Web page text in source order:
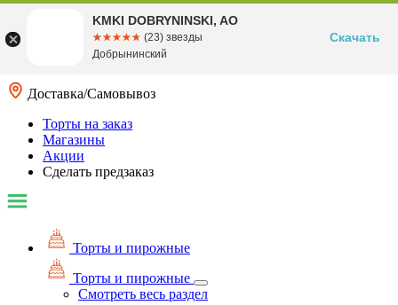
Доставка/Самовывоз
Торты на заказ
Магазины
Акции
Сделать предзаказ
Торты и пирожные
Торты и пирожные
Смотреть весь раздел
KMKI DOBRYNINSKI, AO
☆☆☆☆☆
★★★★★ (23) звезды
Добрынинский
Скачать